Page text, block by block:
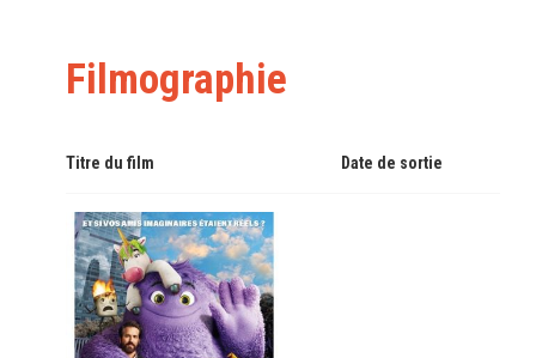
Filmographie
Titre du film Date de sortie